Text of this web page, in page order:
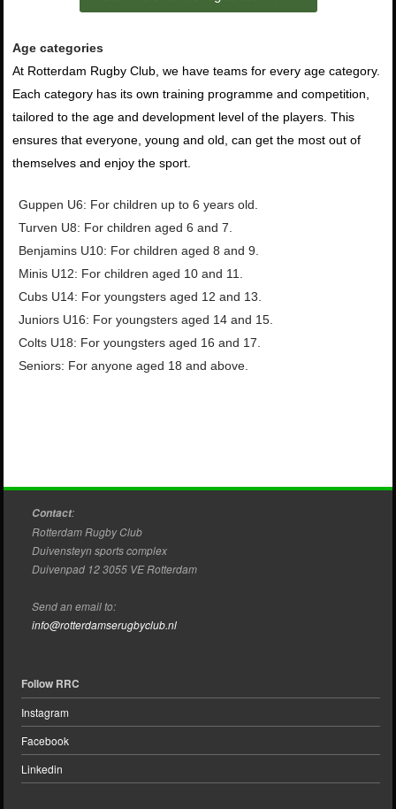
Age categories
At Rotterdam Rugby Club, we have teams for every age category.
Each category has its own training programme and competition,
tailored to the age and development level of the players. This
ensures that everyone, young and old, can get the most out of
themselves and enjoy the sport.
Guppen U6: For children up to 6 years old.
Turven U8: For children aged 6 and 7.
Benjamins U10: For children aged 8 and 9.
Minis U12: For children aged 10 and 11.
Cubs U14: For youngsters aged 12 and 13.
Juniors U16: For youngsters aged 14 and 15.
Colts U18: For youngsters aged 16 and 17.
Seniors: For anyone aged 18 and above.
Contact:
Rotterdam Rugby Club
Duivensteyn sports complex
Duivenpad 12 3055 VE Rotterdam
Send an email to:
info@rotterdamserugbyclub.nl
Follow RRC
Instagram
Facebook
Linkedin